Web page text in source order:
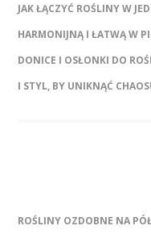
JAK ŁĄCZYĆ ROŚLINY W
HARMONIJNĄ I ŁATWĄ W
DONICE I OSŁONKI DO
I STYL, BY UNIKNĄĆ
ROŚLINY OZDOBNE NA